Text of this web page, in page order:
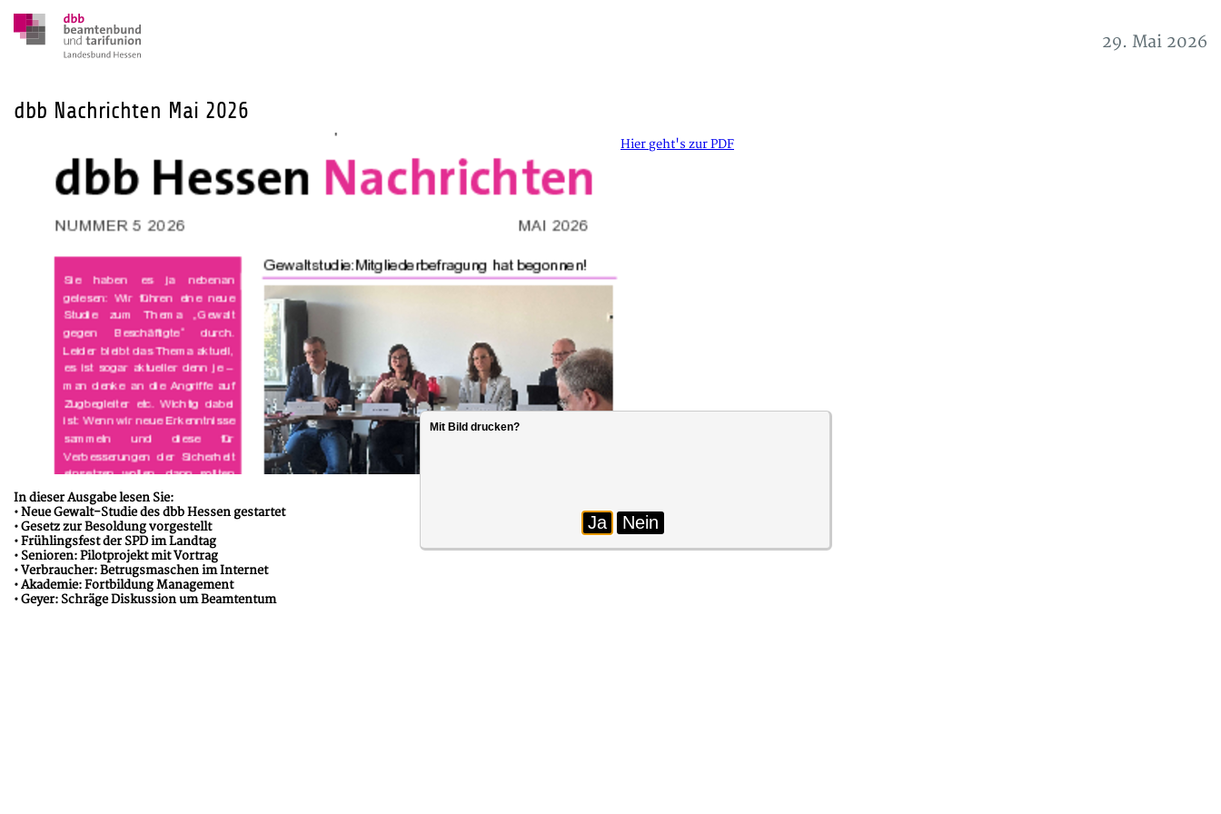
29. Mai 2026
dbb Nachrichten Mai 2026
In dieser Ausgabe lesen Sie:
• Neue Gewalt-Studie des dbb Hessen gestartet
• Gesetz zur Besoldung vorgestellt
• Frühlingsfest der SPD im Landtag
• Senioren: Pilotprojekt mit Vortrag
• Verbraucher: Betrugsmaschen im Internet
• Akademie: Fortbildung Management
• Geyer: Schräge Diskussion um Beamtentum
Hier geht's zur PDF
Mit Bild drucken?
Ja Nein